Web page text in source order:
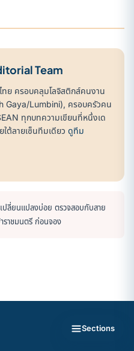
Team
ย ครอบคลุมโลจิสติกส์คนงาน
Lumbini), ครอบครัวคน
ทุกบทความเขียนที่หนึ่งเด
ต้ลายเซ็นทีมเดียว ดูทีม
ปลี่ยนแปลงบ่อย ตรวจสอบกับสาย
ราชมนตรี ก่อนจอง
Sections